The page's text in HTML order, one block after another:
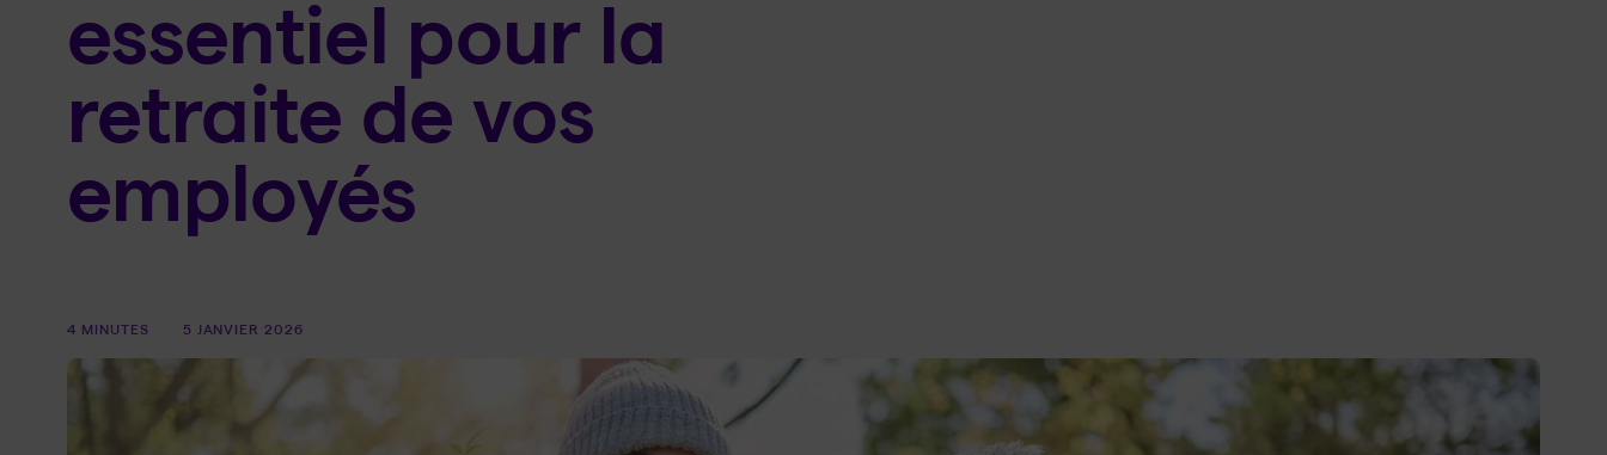
essentiel pour la
retraite de vos
employés
4 MINUTES 5 JANVIER 2026